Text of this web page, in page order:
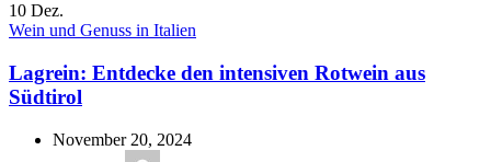
10 Dez.
Wein und Genuss in Italien
Lagrein: Entdecke den intensiven Rotwein aus
Südtirol
November 20, 2024